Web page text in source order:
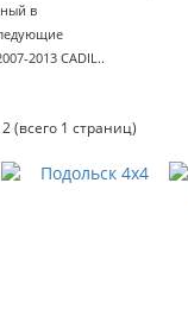
в
2013 CADIL..
(всего 1 страниц)